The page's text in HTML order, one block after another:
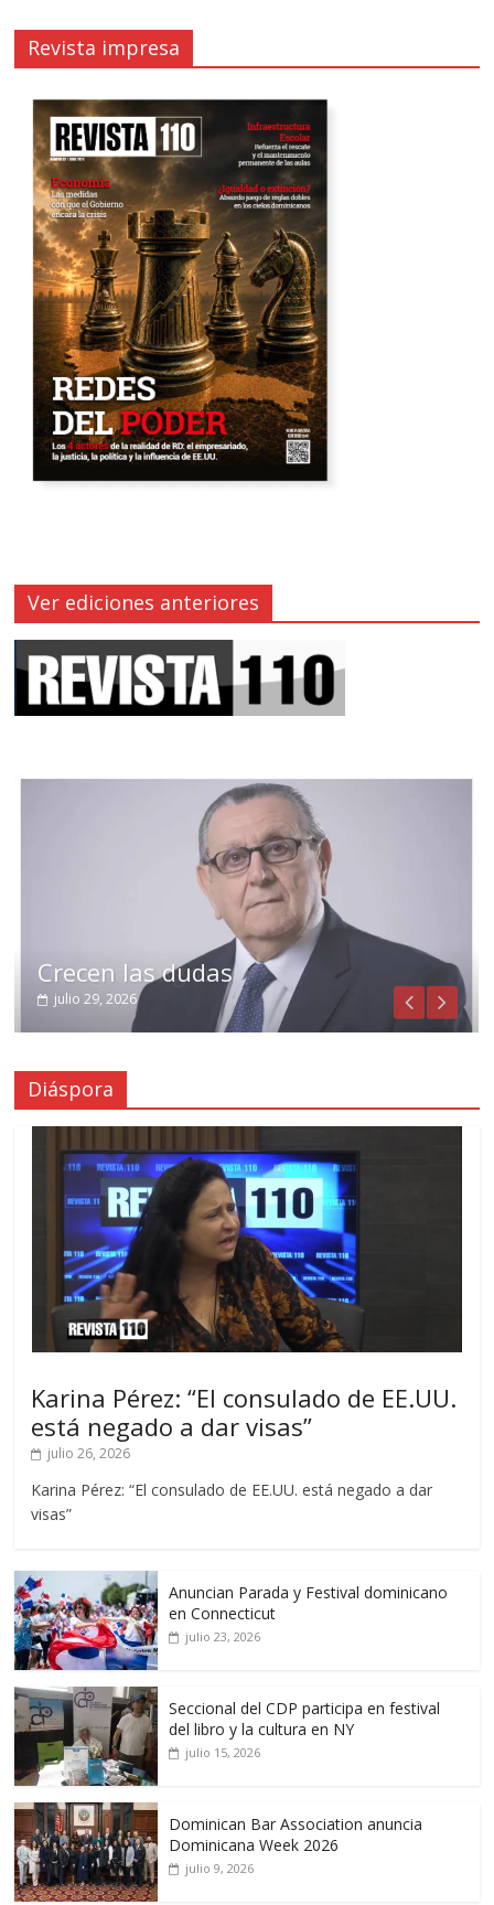
Revista impresa
Ver ediciones anteriores
Crecen las dudas
julio 29, 2026
Diáspora
Karina Pérez: “El consulado de EE.UU.
está negado a dar visas”
julio 26, 2026
Karina Pérez: “El consulado de EE.UU. está negado a dar
visas”
Anuncian Parada y Festival dominicano
en Connecticut
julio 23, 2026
Seccional del CDP participa en festival
del libro y la cultura en NY
julio 15, 2026
Dominican Bar Association anuncia
Dominicana Week 2026
julio 9, 2026